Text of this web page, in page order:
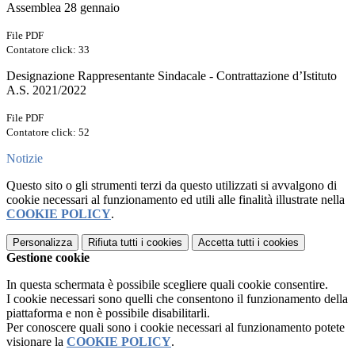
Assemblea 28 gennaio
File PDF
Contatore click: 33
Designazione Rappresentante Sindacale - Contrattazione d’Istituto
A.S. 2021/2022
File PDF
Contatore click: 52
Notizie
Questo sito o gli strumenti terzi da questo utilizzati si avvalgono di
cookie necessari al funzionamento ed utili alle finalità illustrate nella
COOKIE POLICY.
Personalizza Rifiuta tutti i cookies Accetta tutti i cookies
Gestione cookie
In questa schermata è possibile scegliere quali cookie consentire.
I cookie necessari sono quelli che consentono il funzionamento della
piattaforma e non è possibile disabilitarli.
Per conoscere quali sono i cookie necessari al funzionamento potete
visionare la COOKIE POLICY.